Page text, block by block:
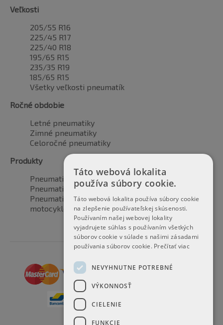
Veľkosti
205/55 R16
225/45 R17
225/40 R18
195/65 R15
235/35 R19
185/65 R15
Všetky veľkosti pneumatík
Ročné obdobie
Letné pneumatiky
Zimné pneumatiky
Celoročné pneumatiky
Produkty
Pneumatiky pre automobily
Pneumatiky pre SUV / 4x4
Pneumatiky pre dodávku
motocyklové pneumatiky
Táto webová lokalita
používa súbory cookie.
Táto webová lokalita používa súbory cookie
na zlepšenie používateľskej skúsenosti.
Používaním našej webovej lokality
vyjadrujete súhlas s používaním všetkých
súborov cookie v súlade s našimi zásadami
používania súborov cookie. Prečítať viac
NEVYHNUTNE POTREBNÉ
VÝKONNOSŤ
CIELENIE
FUNKCIE